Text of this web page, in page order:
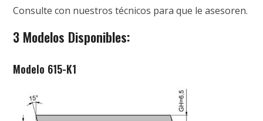
Consulte con nuestros técnicos para que le asesoren.
3 Modelos Disponibles:
Modelo 615-K1